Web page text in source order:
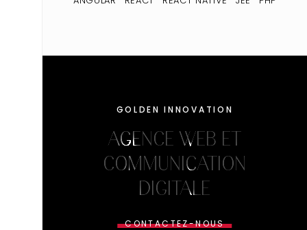
GOLDEN INNOVATION
AGENCE WEB ET
COMMUNICATION
DIGITALE
CONTACTEZ-NOUS